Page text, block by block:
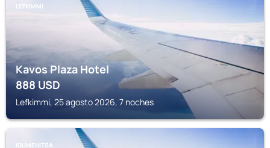
LEFKIMMI
Kavos Plaza Hotel
888USD
Lefkimmi, 25 agosto 2026, 7 noches
IGUMENITSA